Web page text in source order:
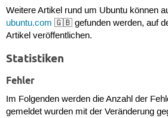
Weitere Artikel rund um Ubuntu können
ubuntu.com 🇬🇧 gefunden werden, auf
Artikel veröffentlichen.
Statistiken
Fehler
Im Folgenden werden die Anzahl der
gemeldet wurden mit der Veränderung